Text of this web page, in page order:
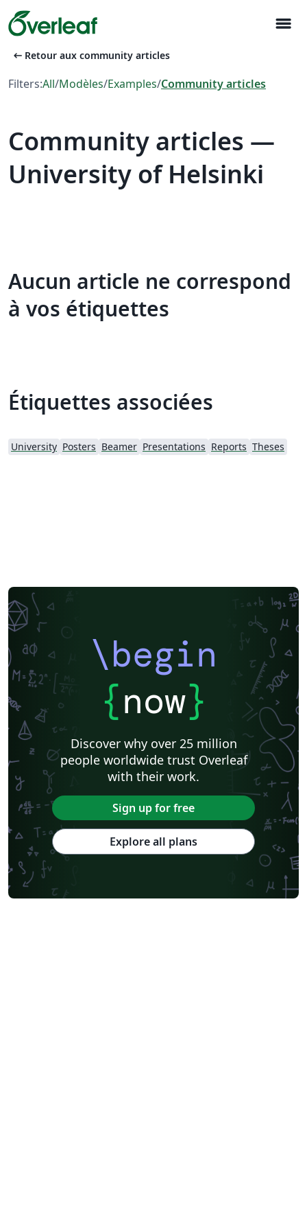
menu
arrow_left_alt Retour aux community articles
Filters:All/Modèles/Examples/Community articles
Community articles —
University of Helsinki
Aucun article ne correspond
à vos étiquettes
Étiquettes associées
University Posters Beamer Presentations Reports Theses
\begin
{now}
Discover why over 25 million
people worldwide trust Overleaf
with their work.
Sign up for free
Explore all plans